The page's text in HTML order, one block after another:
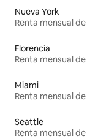
Nueva York
Florencia
Miami
Seattle